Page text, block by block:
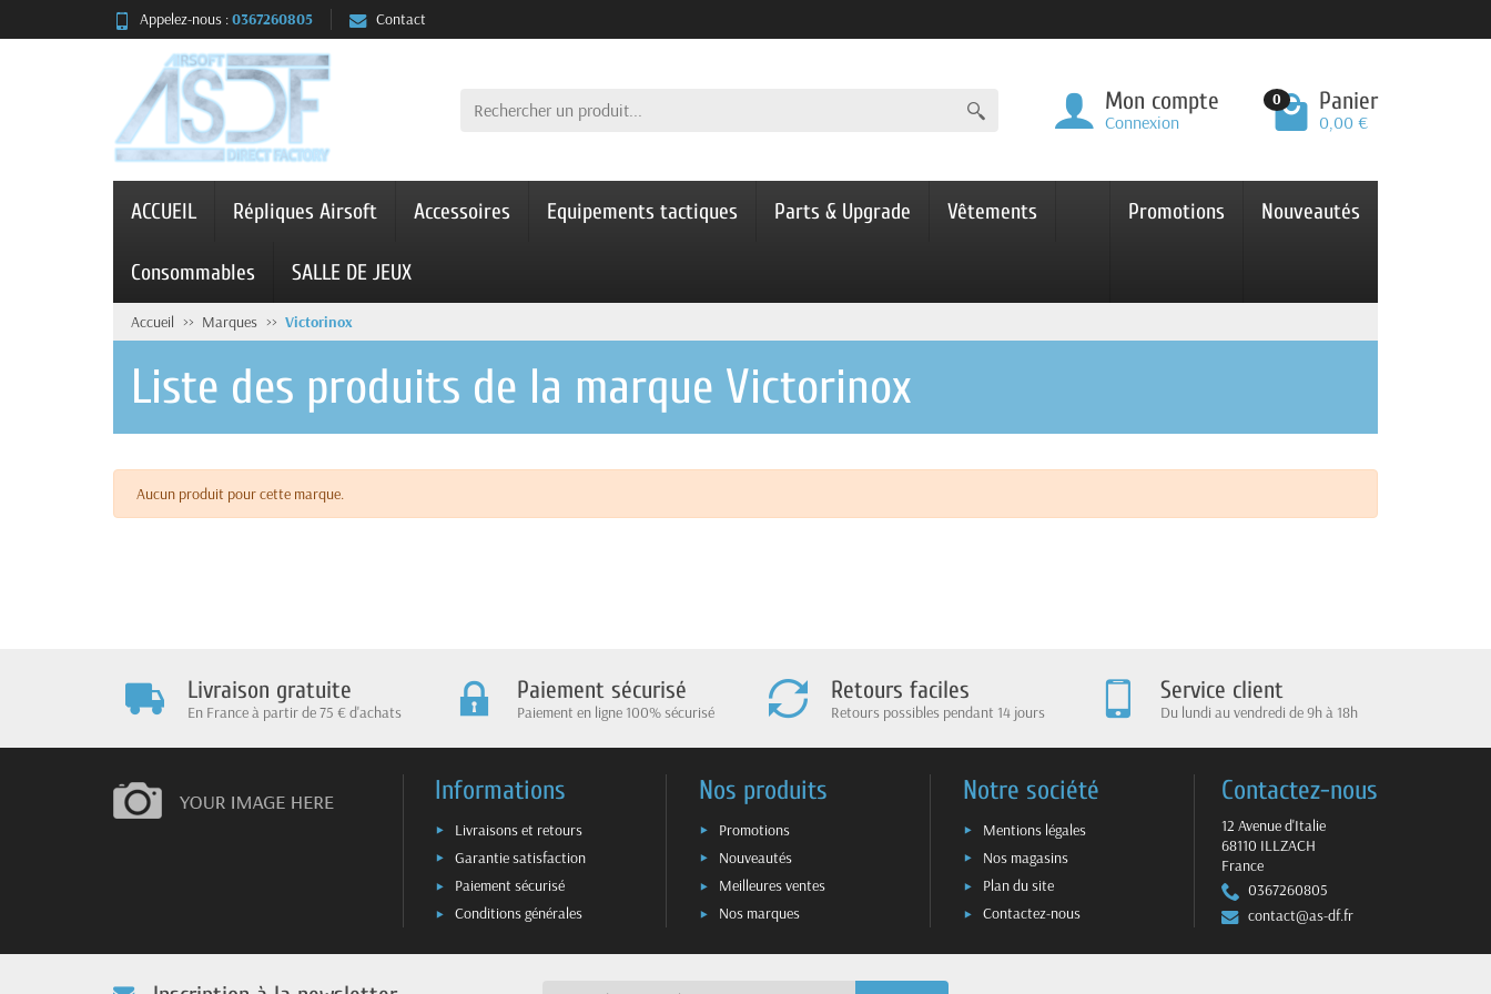
Appelez-nous :0367260805 Contact
Mon compte
Connexion
0 Panier
0,00 €
ACCUEIL Répliques Airsoft Accessoires Equipements tactiques Parts & Upgrade Vêtements
Consommables SALLE DE JEUX
Promotions Nouveautés
Accueil Marques Victorinox
Liste des produits de la marque Victorinox
Aucun produit pour cette marque.
Livraison gratuite
En France à partir de 75 € d'achats
Paiement sécurisé
Paiement en ligne 100% sécurisé
Retours faciles
Retours possibles pendant 14 jours
Service client
Du lundi au vendredi de 9h à 18h
Informations
Livraisons et retours
Garantie satisfaction
Paiement sécurisé
Conditions générales
Nos produits
Promotions
Nouveautés
Meilleures ventes
Nos marques
Notre société
Mentions légales
Nos magasins
Plan du site
Contactez-nous
Contactez-nous
12 Avenue d'Italie
68110 ILLZACH
France
0367260805
contact@as-df.fr